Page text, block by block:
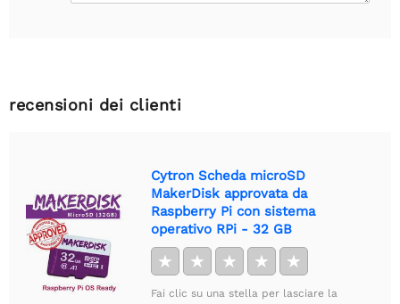
recensioni dei clienti
Cytron Scheda microSD
MakerDisk approvata da
Raspberry Pi con sistema
operativo RPi - 32 GB
★ ★ ★ ★ ★
Fai clic su una stella per lasciare la